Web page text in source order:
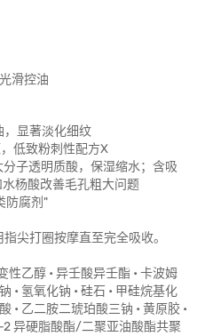
滑控油
，显著淡化细纹
低致粉刺性配方X
子透明质酸，保湿缩水；含吸
杨酸改善毛孔粗大问题
防腐剂"
尖打圈按摩直至完全吸收。
性乙醇 • 异壬酸异壬酯 • 卡波姆
• 氢氧化钠 • 硅石 • 甲硅烷基化
• 乙二胺二琥珀酸三钠 • 黄原胶 •
2 异硬脂酸酯/二聚亚油酸酯共聚